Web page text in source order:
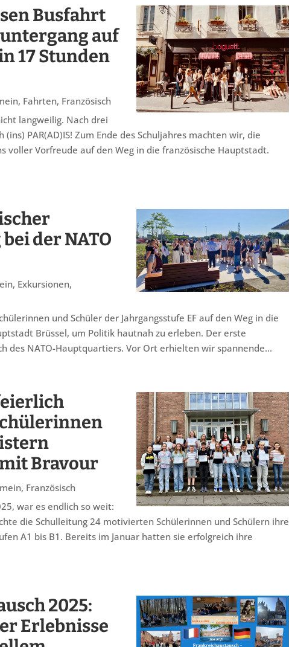
Busfahrt
auf
17 Stunden
, Fahrten, Französisch
langweilig. Nach drei
(ins) PAR(AD)IS! Zum Ende des Schuljahres machten wir, die
voller Vorfreude auf den Weg in die französische Hauptstadt.
der NATO
, Exkursionen,
und Schüler der Jahrgangsstufe EF auf den Weg in die
Brüssel, um Politik hautnah zu erleben. Der erste
des NATO-Hauptquartiers. Vor Ort erhielten wir spannende...
Bravour
, Französisch
war es endlich so weit:
die Schulleitung 24 motivierten Schülerinnen und Schülern ihre
A1 bis B1. Bereits im Januar hatten sie erfolgreich ihre
2025:
Erlebnisse